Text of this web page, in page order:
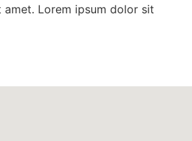
Lorem ipsum dolor sit